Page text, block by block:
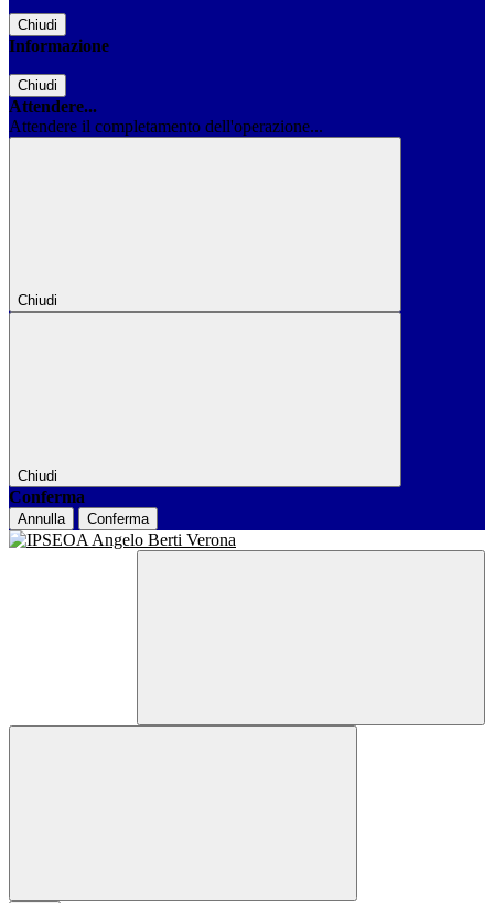
Chiudi
Informazione
Chiudi
Attendere...
Attendere il completamento dell'operazione...
Chiudi
Chiudi
Conferma
Annulla Conferma